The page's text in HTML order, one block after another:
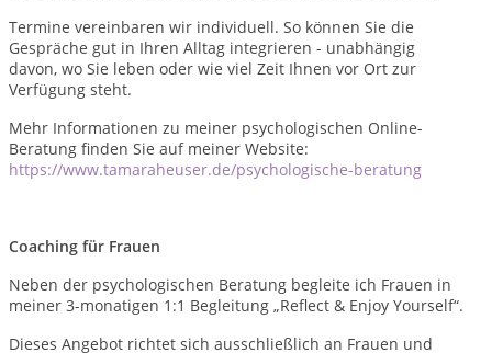
Termine vereinbaren wir individuell. So können Sie die
Gespräche gut in Ihren Alltag integrieren - unabhängig
davon, wo Sie leben oder wie viel Zeit Ihnen vor Ort zur
Verfügung steht.
Mehr Informationen zu meiner psychologischen Online-
Beratung finden Sie auf meiner Website:
https://www.tamaraheuser.de/psychologische-beratung
Coaching für Frauen
Neben der psychologischen Beratung begleite ich Frauen in
meiner 3-monatigen 1:1 Begleitung „Reflect & Enjoy Yourself“.
Dieses Angebot richtet sich ausschließlich an Frauen und